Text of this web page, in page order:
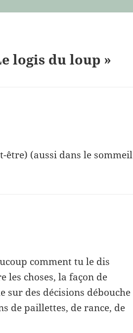
logis du loup »
être) (aussi dans le sommeil
comment tu le dis
les choses, la façon de
sur des décisions débouche
de paillettes, de rance, de